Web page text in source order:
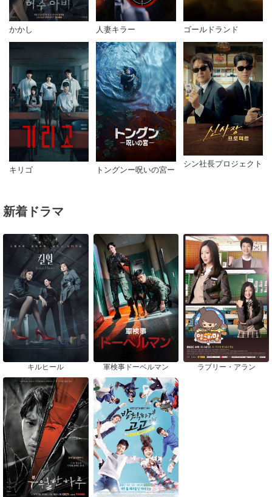
かかし 人妻キラー ゴールドランド
キリゴ トングンー呪いの宮ー
シン社長プロジェクト
新着ドラマ
キルヒール 軍検事ドーベルマン ラブリー・アラン